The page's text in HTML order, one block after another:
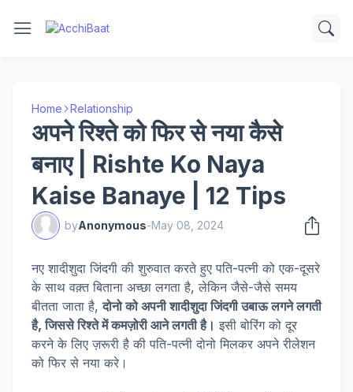
Home Relationship
अपने रिश्ते को फिर से नया कैसे
बनाए | Rishte Ko Naya
Kaise Banaye | 12 Tips
byAnonymous-May 08, 2024
नए शादीशुदा जिंदगी की शुरुवात करते हुए पति-पत्नी को एक-दूसरे
के साथ वक़्त बिताना अच्छा लगता है, लेकिन जैसे-जैसे समय
बीतता जाता है,दोनो को अपनी शादीशुदा जिंदगी उबाऊ लगने लगती
है, जिससे रिश्ते में कमज़ोरी आने लगती है। इसी बोरिंग को दूर
करने के लिए ज़रूरी है की पति-पत्नी दोनो मिलकर अपने रीलेशन
को फिर से नया करे।